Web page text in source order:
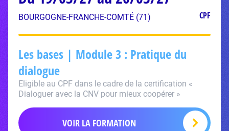
BOURGOGNE-FRANCHE-COMTÉ (71) CPF
Les bases | Module 3 : Pratique du
dialogue
Eligible au CPF dans le cadre de la certification «
Dialoguer avec la CNV pour mieux coopérer »
VOIR LA FORMATION